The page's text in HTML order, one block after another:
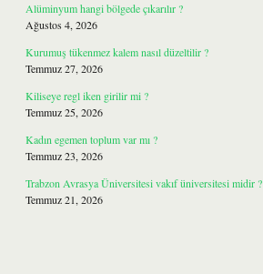
Alüminyum hangi bölgede çıkarılır ?
Ağustos 4, 2026
Kurumuş tükenmez kalem nasıl düzeltilir ?
Temmuz 27, 2026
Kiliseye regl iken girilir mi ?
Temmuz 25, 2026
Kadın egemen toplum var mı ?
Temmuz 23, 2026
Trabzon Avrasya Üniversitesi vakıf üniversitesi midir ?
Temmuz 21, 2026